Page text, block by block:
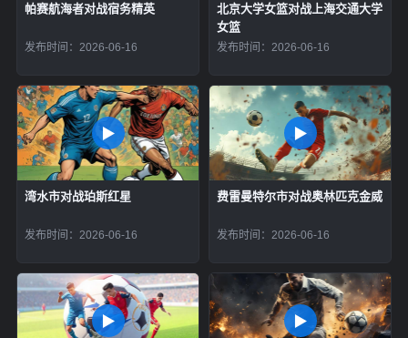
帕赛航海者对战宿务精英
发布时间：2026-06-16
北京大学女篮对战上海交通大学
女篮
发布时间：2026-06-16
湾水市对战珀斯红星
发布时间：2026-06-16
费雷曼特尔市对战奥林匹克金威
发布时间：2026-06-16